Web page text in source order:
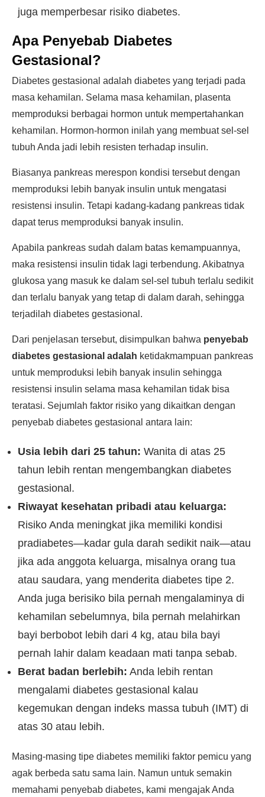
juga memperbesar risiko diabetes.
Apa Penyebab Diabetes
Gestasional?
Diabetes gestasional adalah diabetes yang terjadi pada
masa kehamilan. Selama masa kehamilan, plasenta
memproduksi berbagai hormon untuk mempertahankan
kehamilan. Hormon-hormon inilah yang membuat sel-sel
tubuh Anda jadi lebih resisten terhadap insulin.
Biasanya pankreas merespon kondisi tersebut dengan
memproduksi lebih banyak insulin untuk mengatasi
resistensi insulin. Tetapi kadang-kadang pankreas tidak
dapat terus memproduksi banyak insulin.
Apabila pankreas sudah dalam batas kemampuannya,
maka resistensi insulin tidak lagi terbendung. Akibatnya
glukosa yang masuk ke dalam sel-sel tubuh terlalu sedikit
dan terlalu banyak yang tetap di dalam darah, sehingga
terjadilah diabetes gestasional.
Dari penjelasan tersebut, disimpulkan bahwa penyebab
diabetes gestasional adalah ketidakmampuan pankreas
untuk memproduksi lebih banyak insulin sehingga
resistensi insulin selama masa kehamilan tidak bisa
teratasi. Sejumlah faktor risiko yang dikaitkan dengan
penyebab diabetes gestasional antara lain:
Usia lebih dari 25 tahun: Wanita di atas 25
tahun lebih rentan mengembangkan diabetes
gestasional.
Riwayat kesehatan pribadi atau keluarga:
Risiko Anda meningkat jika memiliki kondisi
pradiabetes—kadar gula darah sedikit naik—atau
jika ada anggota keluarga, misalnya orang tua
atau saudara, yang menderita diabetes tipe 2.
Anda juga berisiko bila pernah mengalaminya di
kehamilan sebelumnya, bila pernah melahirkan
bayi berbobot lebih dari 4 kg, atau bila bayi
pernah lahir dalam keadaan mati tanpa sebab.
Berat badan berlebih: Anda lebih rentan
mengalami diabetes gestasional kalau
kegemukan dengan indeks massa tubuh (IMT) di
atas 30 atau lebih.
Masing-masing tipe diabetes memiliki faktor pemicu yang
agak berbeda satu sama lain. Namun untuk semakin
memahami penyebab diabetes, kami mengajak Anda